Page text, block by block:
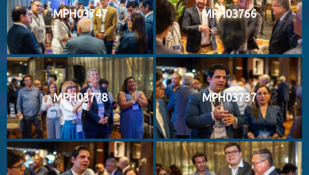
MPH03747 MPH03766
MPH03778 MPH03737